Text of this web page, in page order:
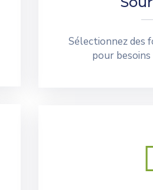
Sélectionnez des
pour besoins